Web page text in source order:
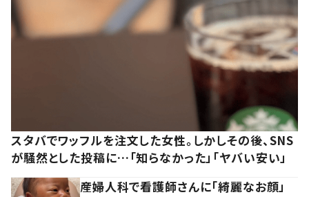
スタバでワッフルを注文した女性。しかしその後、SNS
が騒然とした投稿に…「知らなかった」「ヤバい安い」
産婦人科で看護師さんに「綺麗なお顔」